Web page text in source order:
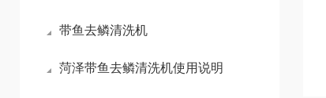
带鱼去鳞清洗机
菏泽带鱼去鳞清洗机使用说明